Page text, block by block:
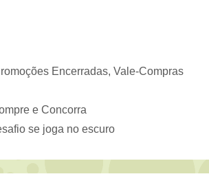
Encerradas, Vale-Compras
e Concorra
se joga no escuro